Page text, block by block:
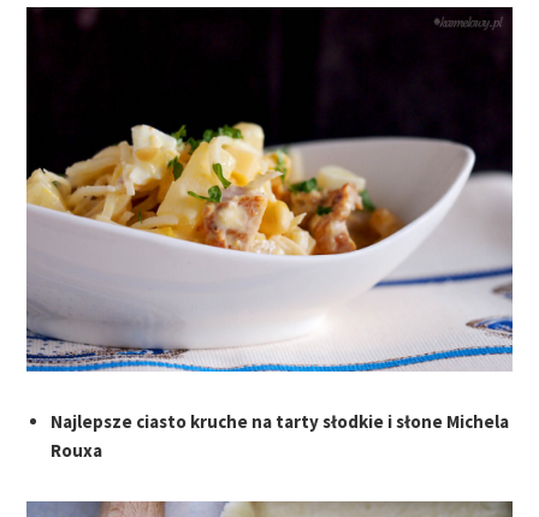
Najlepsze ciasto kruche na tarty słodkie i słone Michela
Rouxa